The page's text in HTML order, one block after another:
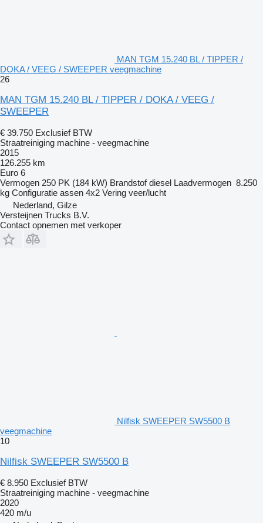
MAN TGM 15.240 BL / TIPPER /
DOKA / VEEG / SWEEPER veegmachine
26
MAN TGM 15.240 BL / TIPPER / DOKA / VEEG /
SWEEPER
€ 39.750 Exclusief BTW
Straatreiniging machine - veegmachine
2015
126.255 km
Euro 6
Vermogen 250 PK (184 kW) Brandstof diesel Laadvermogen 8.250
kg Configuratie assen 4x2 Vering veer/lucht
Nederland, Gilze
Versteijnen Trucks B.V.
Contact opnemen met verkoper
Nilfisk SWEEPER SW5500 B
veegmachine
10
Nilfisk SWEEPER SW5500 B
€ 8.950 Exclusief BTW
Straatreiniging machine - veegmachine
2020
420 m/u